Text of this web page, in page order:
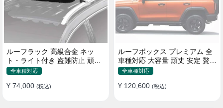
ルーフラック 高級合金 ネッ
ト・ライト付き 盗難防止 頑丈
安定 分離式 大容量 ベースキャ
全車種対応
¥ 74,000 (税込)
ルーフボックス プレミアム 全
車種対応 大容量 頑丈 安定 贅沢
使い心地 おしゃれ 多色 車用ラ
全車種対応
¥ 120,600 (税込)